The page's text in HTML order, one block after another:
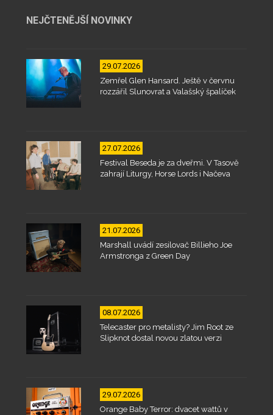
NEJČTENĚJŠÍ NOVINKY
29.07.2026
Zemřel Glen Hansard. Ještě v červnu
rozzářil Slunovrat a Valašský špalíček
27.07.2026
Festival Beseda je za dveřmi. V Tasově
zahrají Liturgy, Horse Lords i Načeva
21.07.2026
Marshall uvádí zesilovač Billieho Joe
Armstronga z Green Day
08.07.2026
Telecaster pro metalisty? Jim Root ze
Slipknot dostal novou zlatou verzi
29.07.2026
Orange Baby Terror: dvacet wattů v